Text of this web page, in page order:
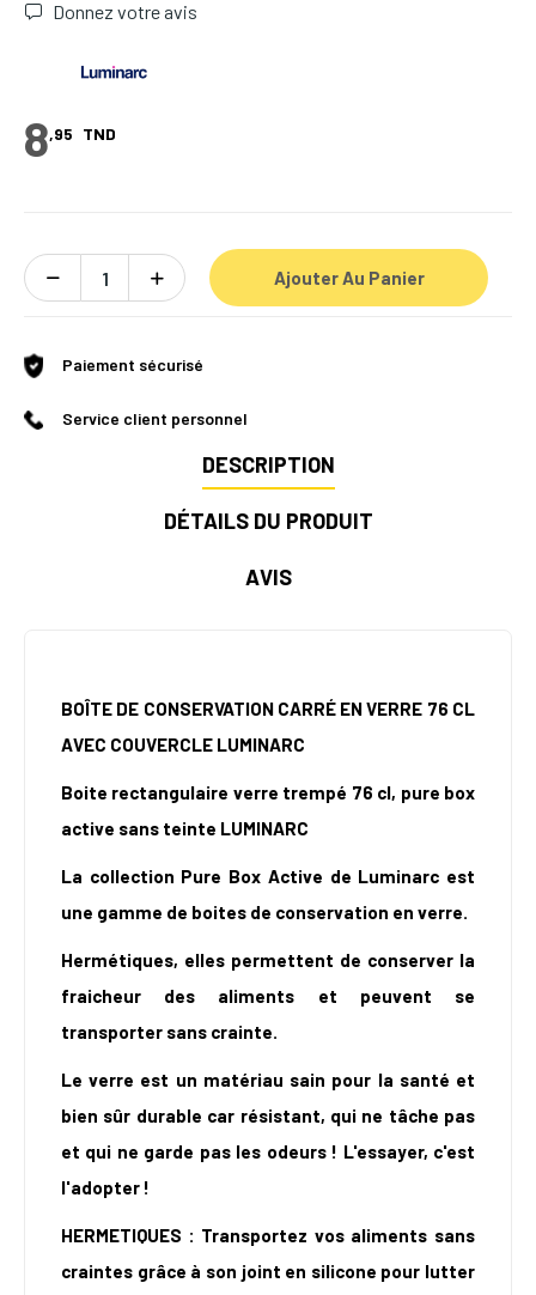
Donnez votre avis
8,95 TND
Ajouter Au Panier
Paiement sécurisé
Service client personnel
DESCRIPTION
DÉTAILS DU PRODUIT
AVIS
BOÎTE DE CONSERVATION CARRÉ EN VERRE 76 CL
AVEC COUVERCLE LUMINARC
Boite rectangulaire verre trempé 76 cl, pure box
active sans teinte LUMINARC
La collection Pure Box Active de Luminarc est
une gamme de boites de conservation en verre.
Hermétiques, elles permettent de conserver la
fraicheur des aliments et peuvent se
transporter sans crainte.
Le verre est un matériau sain pour la santé et
bien sûr durable car résistant, qui ne tâche pas
et qui ne garde pas les odeurs ! L'essayer, c'est
l'adopter !
HERMETIQUES : Transportez vos aliments sans
craintes grâce à son joint en silicone pour lutter